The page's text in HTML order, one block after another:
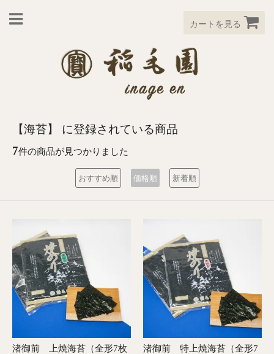
カートを見る
【海苔】 に登録されている商品
7件の商品が見つかりました
おすすめ順 価格順 新着順
渚御前 上焼海苔（全形7枚
渚御前 特上焼海苔（全形7